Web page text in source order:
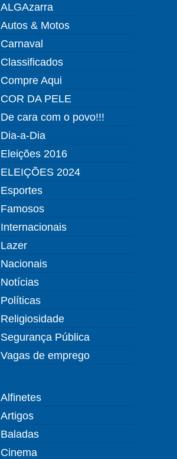
ALGAzarra
Autos & Motos
Carnaval
Classificados
Compre Aqui
COR DA PELE
De cara com o povo!!!
Dia-a-Dia
Eleições 2016
ELEIÇÕES 2024
Esportes
Famosos
Internacionais
Lazer
Nacionais
Notícias
Políticas
Religiosidade
Segurança Pública
Vagas de emprego
Alfinetes
Artigos
Baladas
Cinema